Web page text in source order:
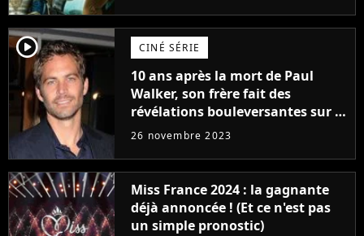
player2 CINÉ SÉRIE
10 ans après la mort de Paul
Walker, son frère fait des
révélations bouleversantes sur la
réaction des acteurs de Fast and
26 novembre 2023
Miss France 2024 : la gagnante
déjà annoncée ! (Et ce n'est pas
un simple pronostic)